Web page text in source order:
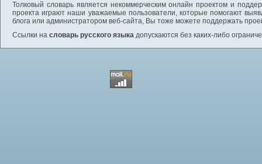
Толковый словарь является некоммерческим онлайн проектом и
проекта играют наши уважаемые пользователи, которые помогают
блога или администратором веб-сайта, Вы тоже можете поддержать
Ссылки на словарь русского языка допускаются без каких-либо